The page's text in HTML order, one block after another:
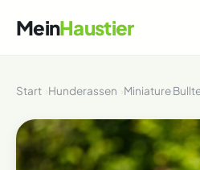
MeinHaustier
Start Hunderassen Miniature